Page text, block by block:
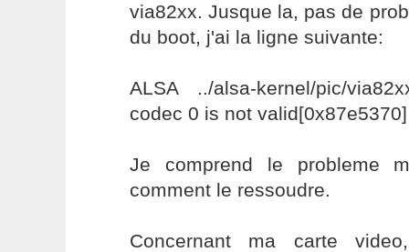
via82xx. Jusque la, pas de
du boot, j'ai la ligne suivante:
ALSA ../alsa-kernel/pic/
codec 0 is not valid[0x87e5370]
Je comprend le probleme
comment le ressoudre.
Concernant ma carte